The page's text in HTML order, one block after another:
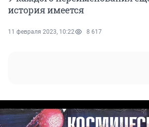
история имеется
11 февраля 2023, 10:22 8 617